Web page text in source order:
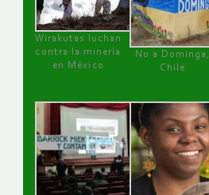
Wirakutas luchan
contra la minería
en México
No a Dominga,
Chile